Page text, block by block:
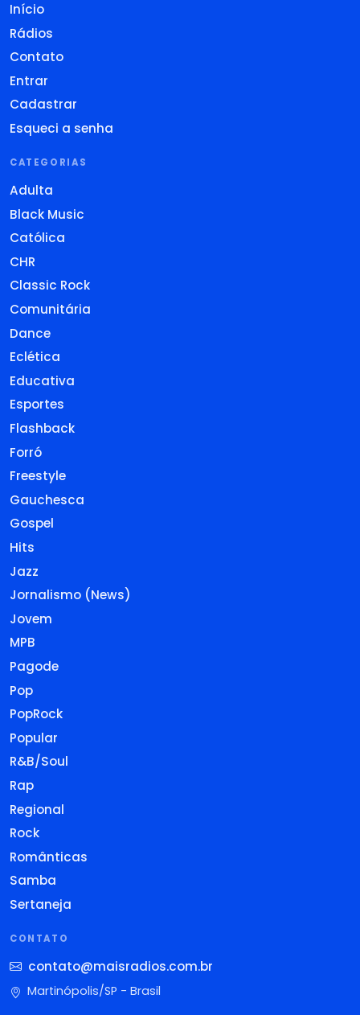
Início
Rádios
Contato
Entrar
Cadastrar
Esqueci a senha
CATEGORIAS
Adulta
Black Music
Católica
CHR
Classic Rock
Comunitária
Dance
Eclética
Educativa
Esportes
Flashback
Forró
Freestyle
Gauchesca
Gospel
Hits
Jazz
Jornalismo (News)
Jovem
MPB
Pagode
Pop
PopRock
Popular
R&B/Soul
Rap
Regional
Rock
Românticas
Samba
Sertaneja
CONTATO
contato@maisradios.com.br
Martinópolis/SP - Brasil